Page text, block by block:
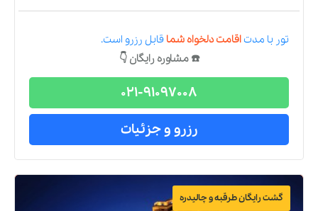
تور با مدتاقامت دلخواه شما قابل رزرو است.
☎️ مشاوره رایگان 👇
021-91097008
رزرو و جزئیات
گشت رایگان طرقبه و چالیدره